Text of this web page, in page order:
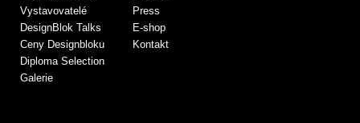
Vystavovatelé
DesignBlok Talks
Ceny Designbloku
Diploma Selection
Galerie
Press
E-shop
Kontakt